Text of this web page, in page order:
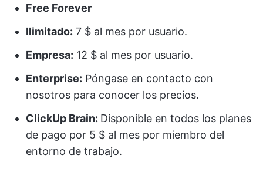
Free Forever
Ilimitado: 7 $ al mes por usuario.
Empresa: 12 $ al mes por usuario.
Enterprise: Póngase en contacto con
nosotros para conocer los precios.
ClickUp Brain: Disponible en todos los planes
de pago por 5 $ al mes por miembro del
entorno de trabajo.